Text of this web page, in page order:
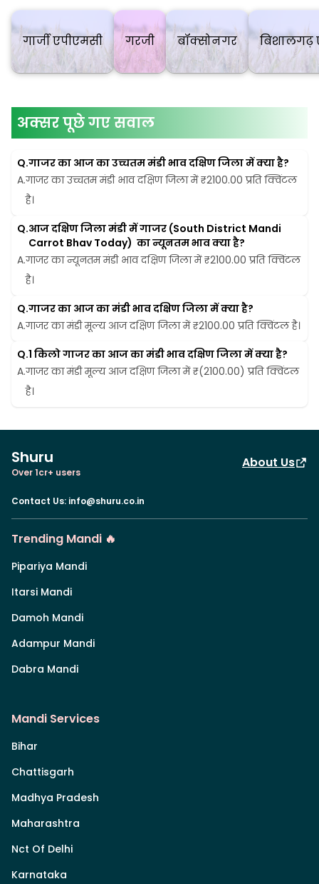
गार्जी एपीएमसी गरजी बॉक्सोनगर बिशालगढ़
अक्सर पूछे गए सवाल
Q.गाजर का आज का उच्चतम मंडी भाव दक्षिण जिला में क्या है?
A.गाजर का उच्चतम मंडी भाव दक्षिण जिला में ₹2100.00 प्रति क्विंटल
है।
Q.आज दक्षिण जिला मंडी में गाजर (South District Mandi
Carrot Bhav Today)  का न्यूनतम भाव क्या है?
A.गाजर का न्यूनतम मंडी भाव दक्षिण जिला में ₹2100.00 प्रति क्विंटल
है।
Q.गाजर का आज का मंडी भाव दक्षिण जिला में क्या है?
A.गाजर का मंडी मूल्य आज दक्षिण जिला में ₹2100.00 प्रति क्विंटल है।
Q.1 किलो गाजर का आज का मंडी भाव दक्षिण जिला में क्या है?
A.गाजर का मंडी मूल्य आज दक्षिण जिला में ₹(2100.00) प्रति क्विंटल
है।
Shuru
Over 1cr+ users
About Us
Contact Us: info@shuru.co.in
Trending Mandi 🔥
Pipariya Mandi
Itarsi Mandi
Damoh Mandi
Adampur Mandi
Dabra Mandi
Mandi Services
Bihar
Chattisgarh
Madhya Pradesh
Maharashtra
Nct Of Delhi
Karnataka